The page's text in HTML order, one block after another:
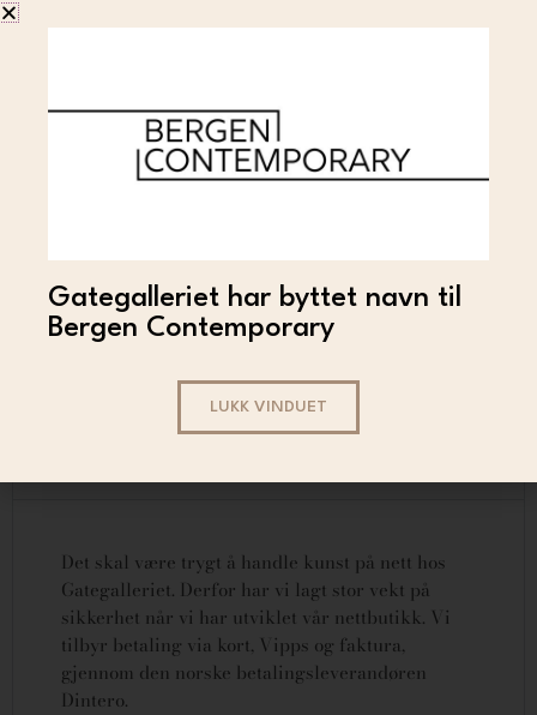
MORTEN QVALE
The Obergalhorn and
Wellenkuppe
18 000– 110 000
LES MER
Det skal være trygt å handle kunst på nett hos
Gategalleriet. Derfor har vi lagt stor vekt på
sikkerhet når vi har utviklet vår nettbutikk. Vi
tilbyr betaling via kort, Vipps og faktura,
gjennom den norske betalingsleverandøren
Dintero.
Gategalleriet har byttet navn til
Bergen Contemporary
LUKK VINDUET